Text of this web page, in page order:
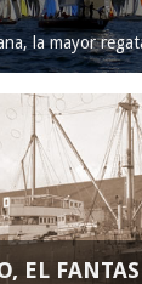
la mayor
EL